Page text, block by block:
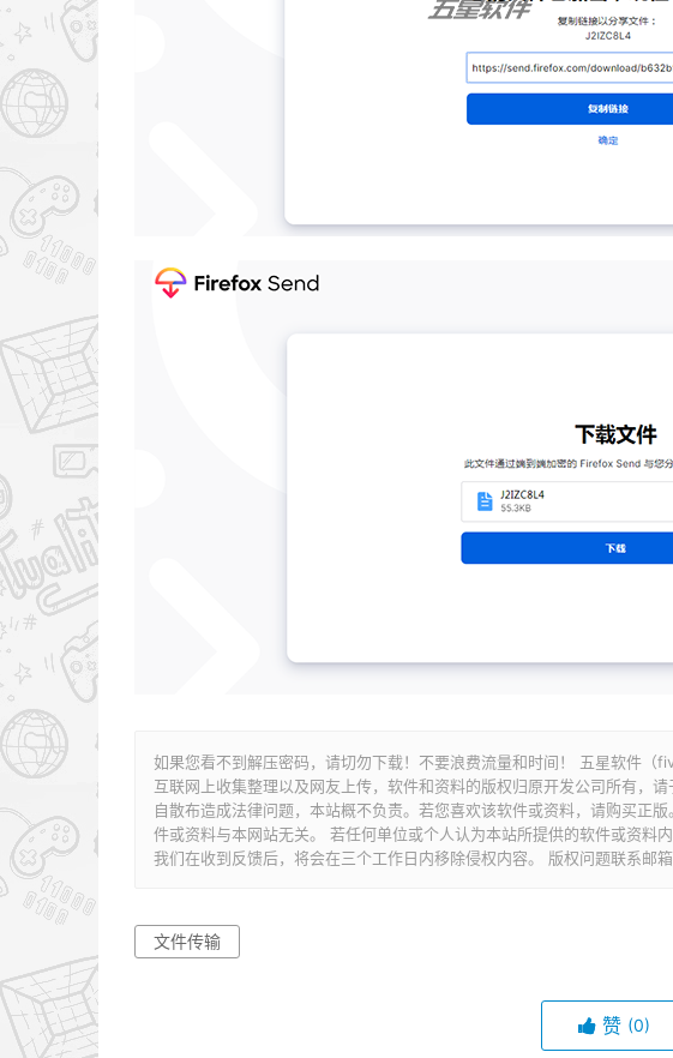
如果您看不到解压密码，请切勿下载！不要浪费流量和时间！ 五星软件
互联网上收集整理以及网友上传，软件和资料的版权归原开发公司所有，
自散布造成法律问题，本站概不负责。若您喜欢该软件或资料，请购买正
件或资料与本网站无关。 若任何单位或个人认为本站所提供的软件或资料
我们在收到反馈后，将会在三个工作日内移除侵权内容。 版权问题联系邮
文件传输
赞 (0)